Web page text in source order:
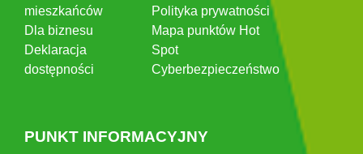
mieszkańców
Dla biznesu
Deklaracja
dostępności
Polityka prywatności
Mapa punktów Hot
Spot
Cyberbezpieczeństwo
PUNKT INFORMACYJNY